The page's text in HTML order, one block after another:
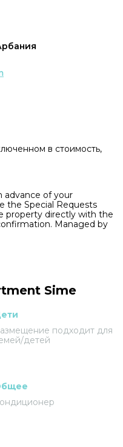
в стоимость,
advance of your
the Special Requests
property directly with the
Managed by
Sime
подходит для
детей